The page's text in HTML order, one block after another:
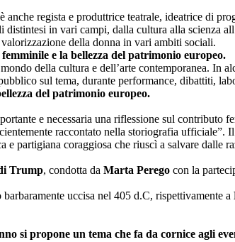
anche regista e produttrice teatrale, ideatrice di
in vari campi, dalla cultura alla scienza
della donna in vari ambiti sociali.
e la bellezza del patrimonio europeo.
della cultura e dell’arte contemporanea. In
sul tema, durante performance, dibattiti,
del patrimonio europeo.
e necessaria una riflessione sul contributo
raccontato nella storiografia ufficiale”.
e partigiana coraggiosa che riuscì a salvare dalle
Trump, condotta da Marta Perego con la
uccisa nel 405 d.C, rispettivamente a
si propone un tema che fa da cornice agli